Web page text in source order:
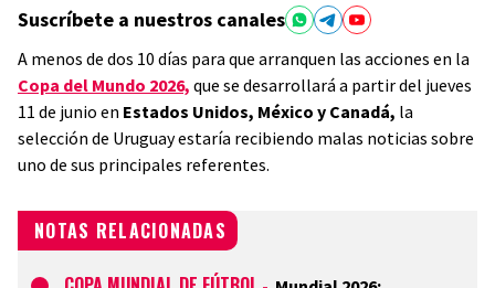
Suscríbete a nuestros canales
A menos de dos 10 días para que arranquen las acciones en la
Copa del Mundo 2026, que se desarrollará a partir del jueves
11 de junio en Estados Unidos, México y Canadá, la
selección de Uruguay estaría recibiendo malas noticias sobre
uno de sus principales referentes.
NOTAS RELACIONADAS